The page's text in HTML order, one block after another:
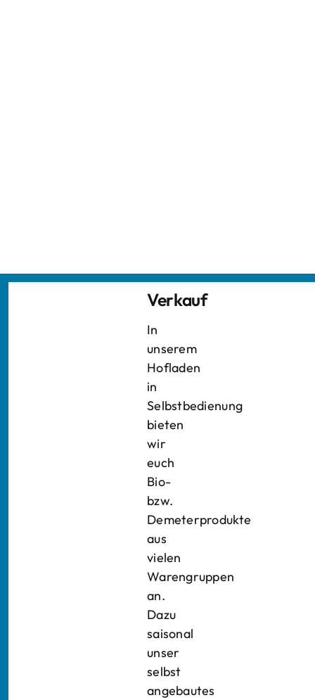
Verkauf
In
unserem
Hofladen
in
Selbstbedienung
bieten
wir
euch
Bio-
bzw.
Demeterprodukte
aus
vielen
Warengruppen
an.
Dazu
saisonal
unser
selbst
angebautes